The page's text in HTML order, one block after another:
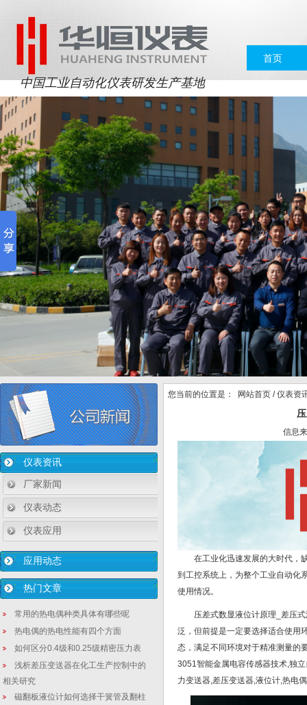
中国工业自动化仪表研发生产基地
首页
仪表资讯
厂家新闻
仪表动态
仪表应用
应用动态
热门文章
常用的热电偶种类具体有哪些呢
热电偶的热电性能有四个方面
如何区分0.4级和0.25级精密压力表
浅析差压变送器在化工生产控制中的
相关研究
磁翻板液位计如何选择干簧管及翻柱
您当前的位置是： 网站首页 /仪表资
信息
在工业化迅速发展的大时代，
到工控系统上，为整个工业自动化
使用情况。
压差式数显液位计原理_差压
泛，但前提是一定要选择适合使用
态，满足不同环境对于精准测量的
3051智能金属电容传感器技术,独
力变送器,差压变送器,液位计,热电